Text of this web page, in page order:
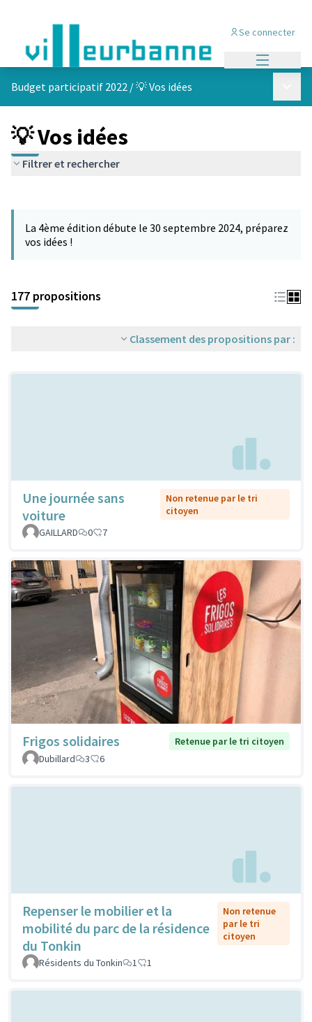
Se connecter
Budget participatif 2022 /💡 Vos idées
💡 Vos idées
Filtrer et rechercher
−
La 4ème édition débute le 30 septembre 2024, préparez
vos idées !
177 propositions
Classement des propositions par :
Une journée sans
voiture
Non retenue par le tri
citoyen
GAILLARD
0 7
Frigos solidaires
Retenue par le tri citoyen
Dubillard
3 6
Repenser le mobilier et la
mobilité du parc de la résidence
du Tonkin
Non retenue
par le tri
citoyen
Résidents du Tonkin 1 1